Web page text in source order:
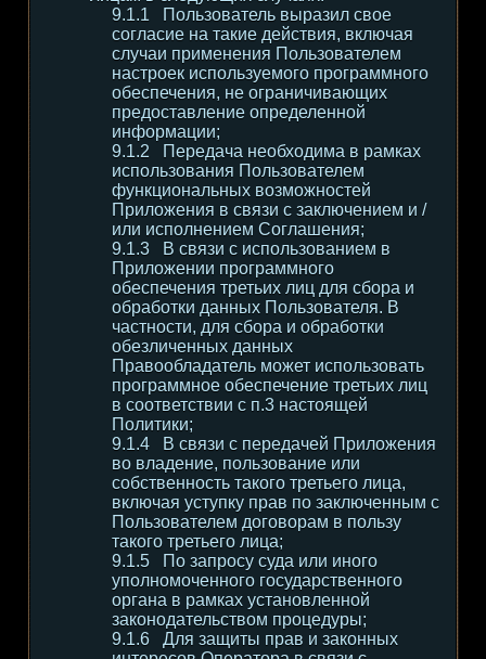
Пользователь выразил свое
согласие на такие действия, включая
случаи применения Пользователем
настроек используемого программного
обеспечения, не ограничивающих
предоставление определенной
информации;
Передача необходима в рамках
использования Пользователем
функциональных возможностей
Приложения в связи с заключением и /
или исполнением Соглашения;
В связи с использованием в
Приложении программного
обеспечения третьих лиц для сбора и
обработки данных Пользователя. В
частности, для сбора и обработки
обезличенных данных
Правообладатель может использовать
программное обеспечение третьих лиц
в соответствии с п.3 настоящей
Политики;
В связи с передачей Приложения
во владение, пользование или
собственность такого третьего лица,
включая уступку прав по заключенным с
Пользователем договорам в пользу
такого третьего лица;
По запросу суда или иного
уполномоченного государственного
органа в рамках установленной
законодательством процедуры;
Для защиты прав и законных